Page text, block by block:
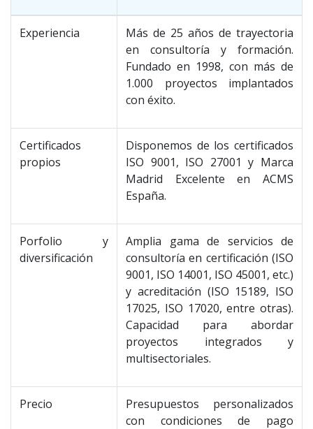
Experiencia
Más de 25 años de trayectoria
en consultoría y formación.
Fundado en 1998, con más de
1.000 proyectos implantados
con éxito.
Certificados
propios
Disponemos de los certificados
ISO 9001, ISO 27001 y Marca
Madrid Excelente en ACMS
España.
Porfolio y
diversificación
Amplia gama de servicios de
consultoría en certificación (ISO
9001, ISO 14001, ISO 45001, etc.)
y acreditación (ISO 15189, ISO
17025, ISO 17020, entre otras).
Capacidad para abordar
proyectos integrados y
multisectoriales.
Precio
Presupuestos personalizados
con condiciones de pago